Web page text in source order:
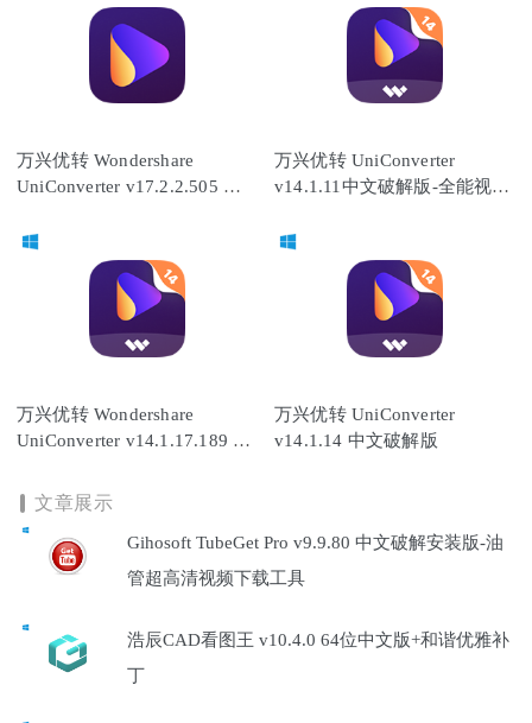
万兴优转 Wondershare
UniConverter v17.2.2.505 免
万兴优转 UniConverter
v14.1.11中文破解版-全能视频
万兴优转 Wondershare
UniConverter v14.1.17.189 中
万兴优转 UniConverter
v14.1.14 中文破解版
文章展示
Gihosoft TubeGet Pro v9.9.80 中文破解安装版-油
管超高清视频下载工具
浩辰CAD看图王 v10.4.0 64位中文版+和谐优雅补
丁